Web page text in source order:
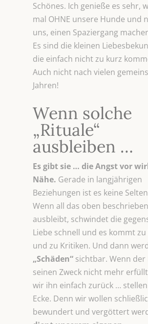
Schönes. Ich genieße es sehr,
mal OHNE unsere Hunde und
uns, einen Spaziergang
Es sind die kleinen
die einfach nicht zu kurz
Auch nicht nach vielen
Jahren!
Wenn solche
„Rituale“
ausbleiben …
Es gibt sie … die Angst vor
Nähe. Gerade in langjährigen
Beziehungen ist es keine
Wenn all das oben beschrieben
ausbleibt, schwindet die
Liebe schnell und es kommt
und zu Kritiken. Und dann
„Schäden“ sichtbar. Wenn
seinen Zweck nicht mehr
wir ihn einfach zurück …
Ecke. Denn wir wollen
bewundert und vergöttert